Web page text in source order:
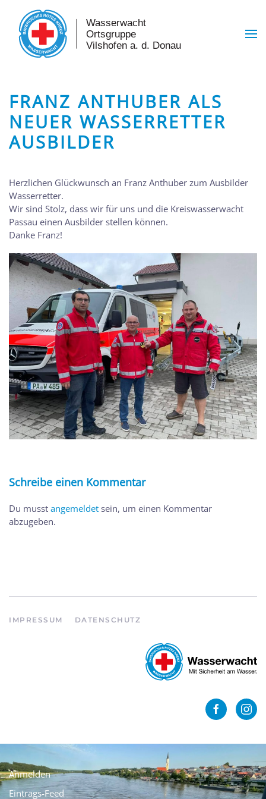
Skip to main content
FRANZ ANTHUBER ALS
NEUER WASSERRETTER
AUSBILDER
Herzlichen Glückwunsch an Franz Anthuber zum Ausbilder
Wasserretter.
Wir sind Stolz, dass wir für uns und die Kreiswasserwacht
Passau einen Ausbilder stellen können.
Danke Franz!
Schreibe einen Kommentar
Du musst angemeldet sein, um einen Kommentar
abzugeben.
IMPRESSUM DATENSCHUTZ
Anmelden
Eintrags-Feed